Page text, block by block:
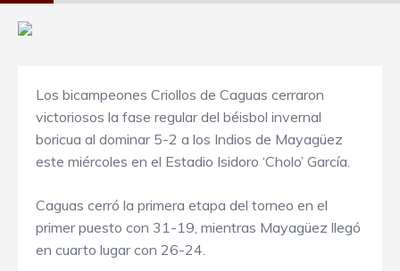
Los bicampeones Criollos de Caguas cerraron
victoriosos la fase regular del béisbol invernal
boricua al dominar 5-2 a los Indios de Mayagüez
este miércoles en el Estadio Isidoro ‘Cholo’ García.
Caguas cerró la primera etapa del torneo en el
primer puesto con 31-19, mientras Mayagüez llegó
en cuarto lugar con 26-24.